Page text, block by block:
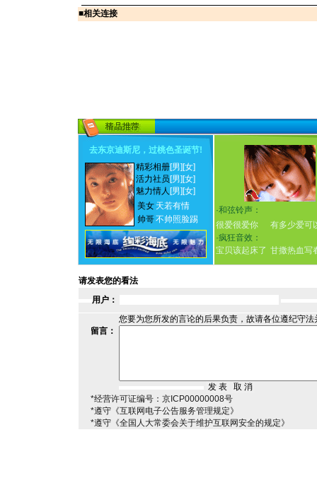
■相关连接
去东京迪斯尼，过桃色圣诞节!
精彩相册[男] [女]
活力社员 [男] [女]
魅力情人 [男] [女]
美女 天若有情
帅哥不帅照脸踢
·和弦铃声：
很爱很爱你
有多少爱可
·疯狂音效：
宝贝该起床了 甘撒热血写
请发表您的看法
用户：
您要为您所发的言论的后果负责，故请各位遵纪守
留言：
*经营许可证编号：京ICP00000008号
*遵守《互联网电子公告服务管理规定》
*遵守《全国人大常委会关于维护互联网安全的规定》